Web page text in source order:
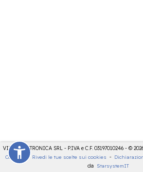
VIDEOELETTRONICA SRL - P.IVA e C.F. 03197010246 - ©
Cookies
- Rivedi le tue scelte sui cookies -
da
StarsystemIT